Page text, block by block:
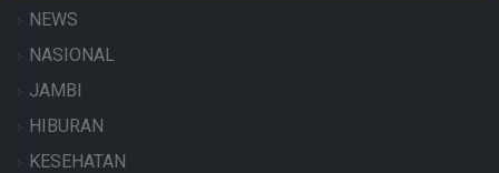
NEWS
NASIONAL
JAMBI
HIBURAN
KESEHATAN